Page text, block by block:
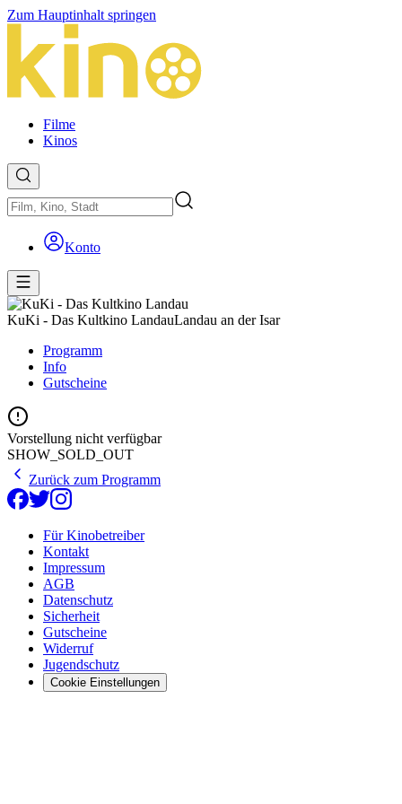
Zum Hauptinhalt springen
Filme
Kinos
Konto
KuKi - Das Kultkino LandauLandau an der Isar
Programm
Info
Gutscheine
Vorstellung nicht verfügbar
SHOW_SOLD_OUT
Zurück zum Programm
Für Kinobetreiber
Kontakt
Impressum
AGB
Datenschutz
Sicherheit
Gutscheine
Widerruf
Jugendschutz
Cookie Einstellungen